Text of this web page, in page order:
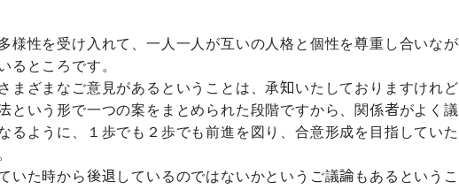
性を受け入れて、一人一人が互いの人格と個性を尊重し合いなが
るところです。
ざまなご意見があるということは、承知いたしておりますけれど
という形で一つの案をまとめられた段階ですから、関係者がよく議
るように、１歩でも２歩でも前進を図り、合意形成を目指していた
た時から後退しているのではないかというご議論もあるというこ